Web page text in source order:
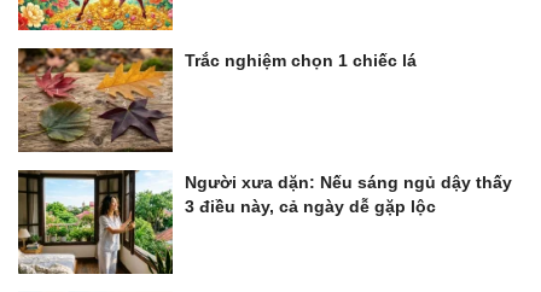
Trắc nghiệm chọn 1 chiếc lá
Người xưa dặn: Nếu sáng ngủ dậy thấy
3 điều này, cả ngày dễ gặp lộc